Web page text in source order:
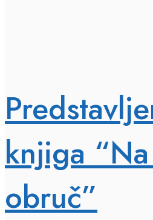
knjiga
obruč”